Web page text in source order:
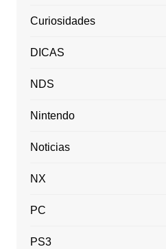
Curiosidades
DICAS
NDS
Nintendo
Noticias
NX
PC
PS3